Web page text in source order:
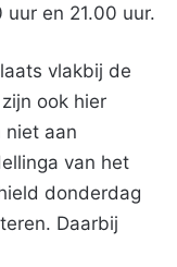
en 21.00 uur.
vlakbij de
zijn ook hier
niet aan
van het
donderdag
Daarbij